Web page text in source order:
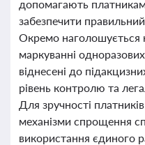
допомагають
забезпечити
Окремо наголошується
маркуванні
віднесені до
рівень контролю та
Для зручності
механізми спрощення
використання єдиного